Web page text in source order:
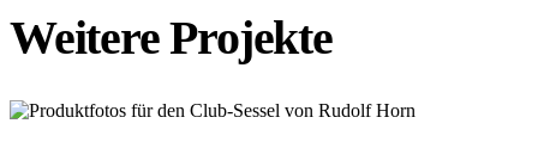
Weitere Projekte